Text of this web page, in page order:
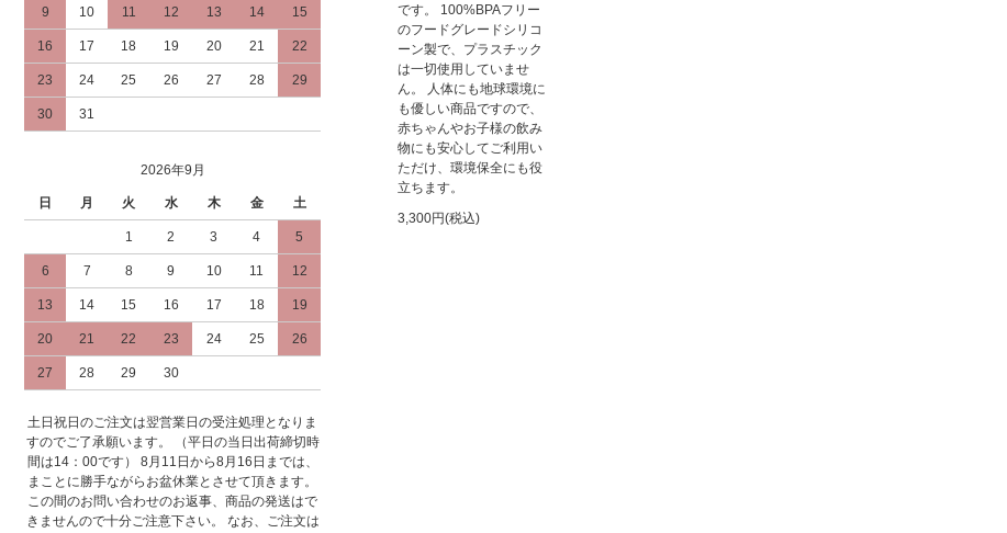
9 10 11 12 13 14 15
16 17 18 19 20 21 22
23 24 25 26 27 28 29
30 31
2026年9月
日 月 火 水 木 金 土
1 2 3 4 5
6 7 8 9 10 11 12
13 14 15 16 17 18 19
20 21 22 23 24 25 26
27 28 29 30
土日祝日のご注文は翌営業日の受注処理となりま
すのでご了承願います。 （平日の当日出荷締切時
間は14：00です） 8月11日から8月16日までは、
まことに勝手ながらお盆休業とさせて頂きます。
この間のお問い合わせのお返事、商品の発送はで
きませんので十分ご注意下さい。 なお、ご注文は
です。 100%BPAフリー
のフードグレードシリコ
ーン製で、プラスチック
は一切使用していませ
ん。 人体にも地球環境に
も優しい商品ですので、
赤ちゃんやお子様の飲み
物にも安心してご利用い
ただけ、環境保全にも役
立ちます。
3,300円(税込)